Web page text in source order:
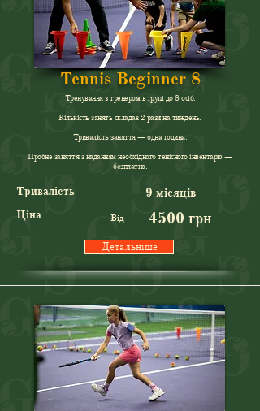
Tennis Beginner 8
Тренування з тренером в групі до 8 осіб.
Кількість занять складає 2 рази на тиждень.
Тривалість заняття — одна година.
Пробне заняття з наданням необхідного тенісного інвентарю —
безплатно.
Тривалість
Ціна
9 місяців
Від 4500 грн
Детальніше